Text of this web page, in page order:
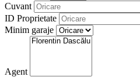
Cuvant
ID Proprietate
Minim garaje
Agent